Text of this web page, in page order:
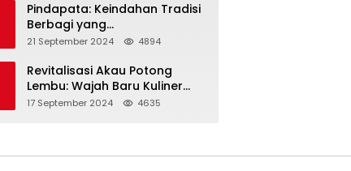
Pindapata: Keindahan Tradisi
Berbagi yang
Menghubungkan Umat dalam
Kebersamaan dalam Agama
Buddha
21 September 2024 4894
Revitalisasi Akau Potong
Lembu: Wajah Baru Kuliner
Legendaris Tanjungpinang
17 September 2024 4635